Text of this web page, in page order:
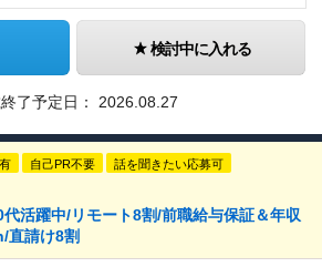
検討中に入れる
了予定日： 2026.08.27
自己PR不要 話を聞きたい応募可
活躍中/リモート8割/前職給与保証＆年収
直請け8割